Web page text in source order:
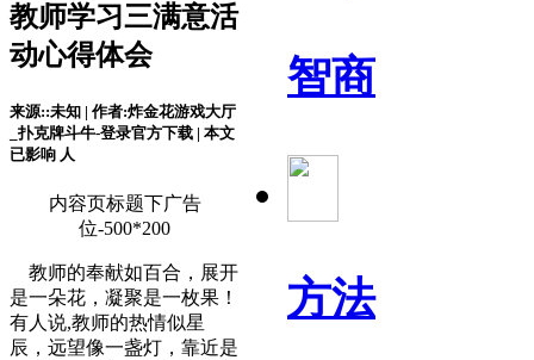
智商
方法
教师学习三满意活
动心得体会
来源::未知 | 作者:炸金花游戏大厅
_扑克牌斗牛-登录官方下载 | 本文
已影响 人
内容页标题下广告
位-500*200
教师的奉献如百合，展开
是一朵花，凝聚是一枚果！
有人说,教师的热情似星
辰，远望像一盏灯，靠近是